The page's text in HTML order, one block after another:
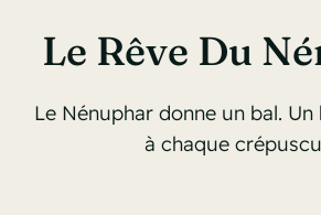
Le Rêve Du
Le Nénuphar donne un bal.
à chaque